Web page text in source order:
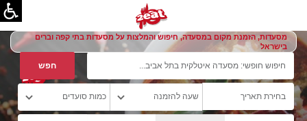
מסעדות, הזמנת מקום במסעדה, חיפוש והמלצות על מסעדות בתי קפה וברים
בישראל